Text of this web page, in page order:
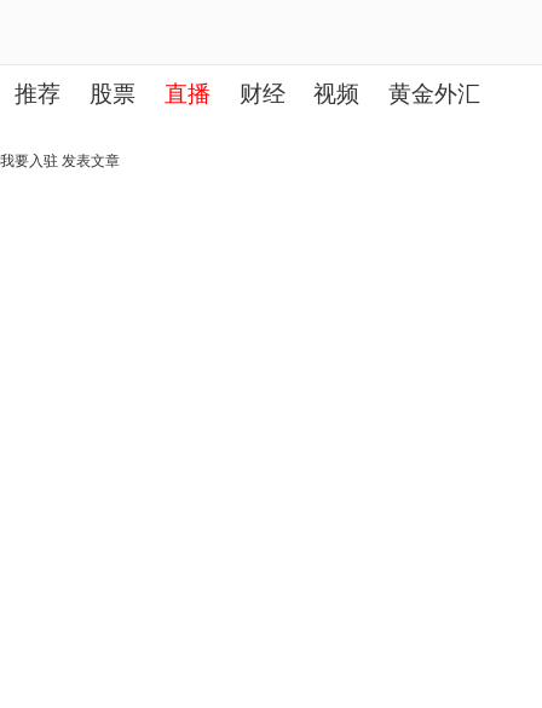
推荐 股票 直播 财经 视频 黄金外汇
理财 行业
我要入驻 发表文章